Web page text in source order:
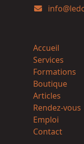
Accueil
Services
Formations
Boutique
Articles
Rendez-vous
Emploi
Contact